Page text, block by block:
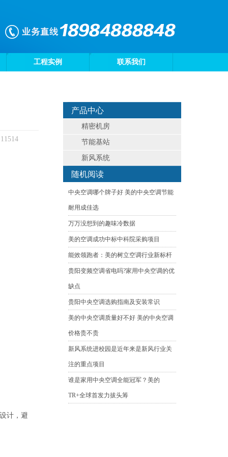
工程实例 联系我们
产品中心
精密机房
节能基站
新风系统
随机阅读
中央空调哪个牌子好 美的中央空调节能
耐用成佳选
万万没想到的趣味冷数据
美的空调成功中标中科院采购项目
能效领跑者：美的树立空调行业新标杆
贵阳变频空调省电吗?家用中央空调的优
缺点
贵阳中央空调选购指南及安装常识
美的中央空调质量好不好 美的中央空调
价格贵不贵
新风系统进校园是近年来是新风行业关
注的重点项目
谁是家用中央空调全能冠军？美的
TR+全球首发力拔头筹
计，避